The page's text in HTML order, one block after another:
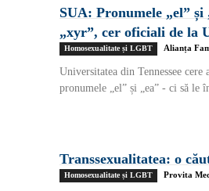
SUA: Pronumele „el”
„xyr”, cer oficiali de la
Homosexualitate și LGBT Alianța
Universitatea din Tennessee
pronumele „el” și „ea” - ci să le
Transsexualitatea: o
Homosexualitate și LGBT Provita